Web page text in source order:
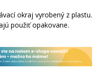
okraj vyrobený z plastu.
použiť opakovane.